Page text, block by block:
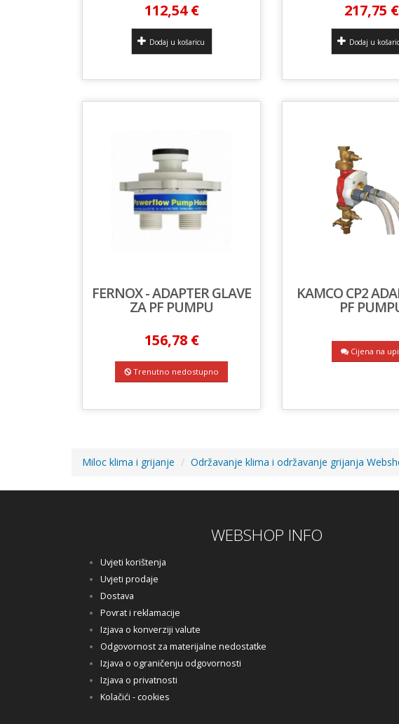
112,54 €
Dodaj u košaricu
217,75 €
Dodaj u
FERNOX - ADAPTER GLAVE
ZA PF PUMPU
156,78 €
Trenutno nedostupno
KAMCO CP2
PF
Cijena na
Miloc klima i grijanje Održavanje klima i održavanje grijanja
WEBSHOP INFO
Uvjeti korištenja
Uvjeti prodaje
Dostava
Povrat i reklamacije
Izjava o konverziji valute
Odgovornost za materijalne nedostatke
Izjava o ograničenju odgovornosti
Izjava o privatnosti
Kolačići - cookies